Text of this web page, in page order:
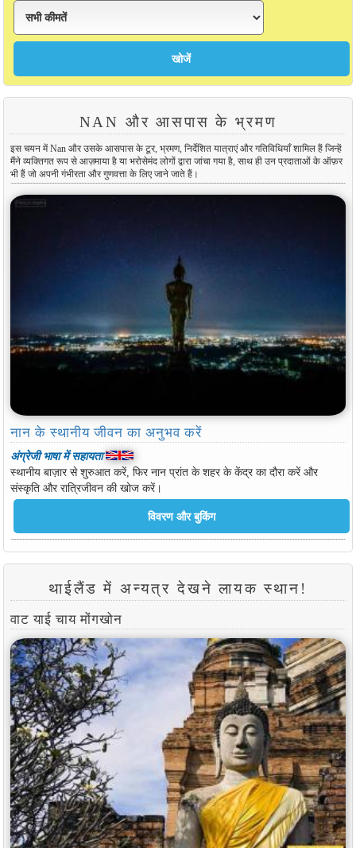
NAN और आसपास के भ्रमण
इस चयन में Nan और उसके आसपास के टूर, भ्रमण, निर्देशित यात्राएं और गतिविधियाँ शामिल हैं जिन्हें
मैंने व्यक्तिगत रूप से आज़माया है या भरोसेमंद लोगों द्वारा जांचा गया है, साथ ही उन प्रदाताओं के ऑफ़र
भी हैं जो अपनी गंभीरता और गुणवत्ता के लिए जाने जाते हैं।
नान के स्थानीय जीवन का अनुभव करें
अंग्रेजी भाषा में सहायता
स्थानीय बाज़ार से शुरुआत करें, फिर नान प्रांत के शहर के केंद्र का दौरा करें और
संस्कृति और रात्रिजीवन की खोज करें।
थाईलैंड में अन्यत्र देखने लायक स्थान!
वाट याई चाय मोंगखोन